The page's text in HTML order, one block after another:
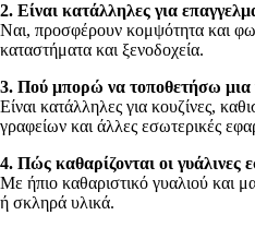
2. Είναι κατάλληλες για
Ναι, προσφέρουν κομψότητα και
καταστήματα και ξενοδοχεία.
3. Πού μπορώ να τοποθετήσω μια
Είναι κατάλληλες για κουζίνες,
γραφείων και άλλες εσωτερικές
4. Πώς καθαρίζονται οι γυάλινες
Με ήπιο καθαριστικό γυαλιού και
ή σκληρά υλικά.